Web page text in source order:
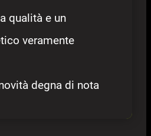
qualità e un
veramente
degna di nota